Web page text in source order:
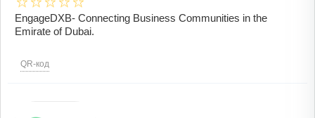
EngageDXB- Connecting Business Communities in the
Emirate of Dubai.
QR-код